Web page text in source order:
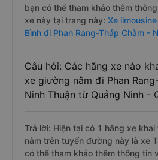
bạn có thể tham khảo thêm
xe này tại trang này: Xe
Bình đi Phan Rang-Tháp Chàm -
Câu hỏi: Các hãng xe nào
xe giường nằm đi Phan
Ninh Thuận từ Quảng Ninh -
Trả lời: Hiện tại có 1 hãng xe
nằm trên tuyến đường này là xe
có thể tham khảo thêm thông tin